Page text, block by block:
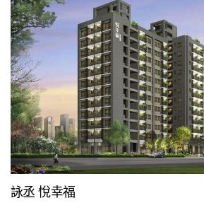
詠丞 悅幸福